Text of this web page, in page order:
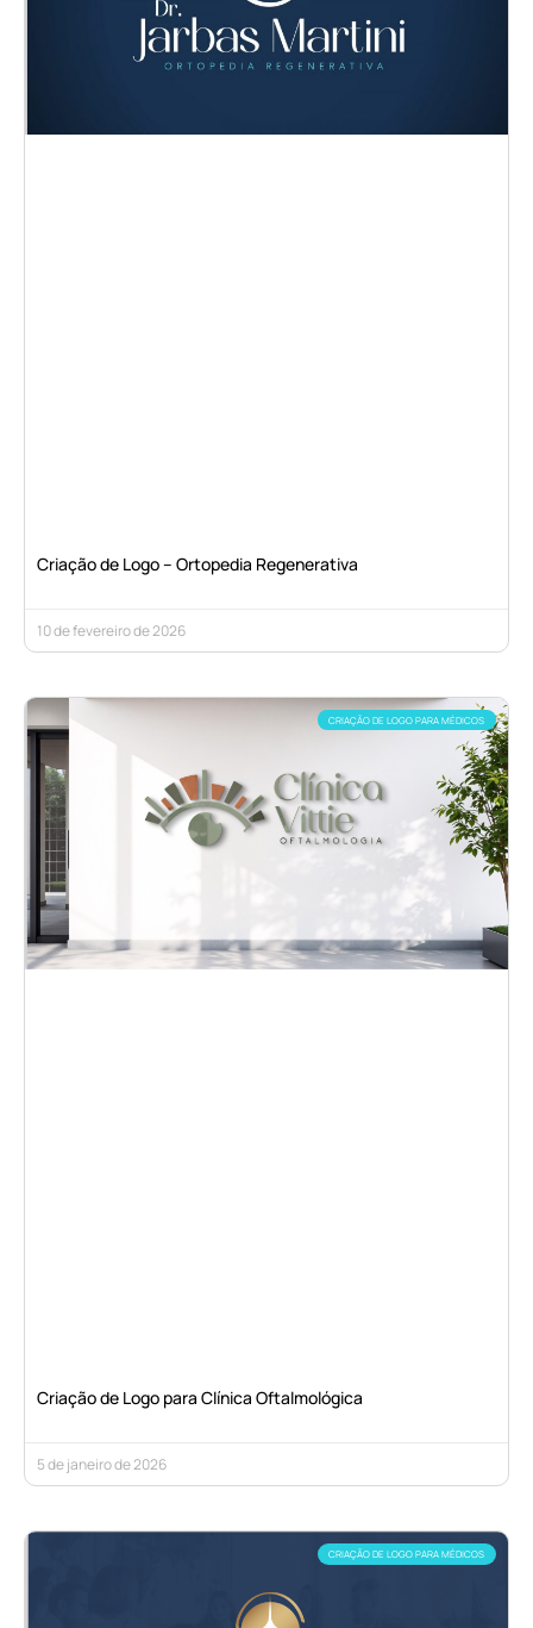
Criação de Logo – Ortopedia Regenerativa
10 de fevereiro de 2026
CRIAÇÃO DE LOGO PARA MÉDICOS
Criação de Logo para Clínica Oftalmológica
5 de janeiro de 2026
CRIAÇÃO DE LOGO PARA MÉDICOS